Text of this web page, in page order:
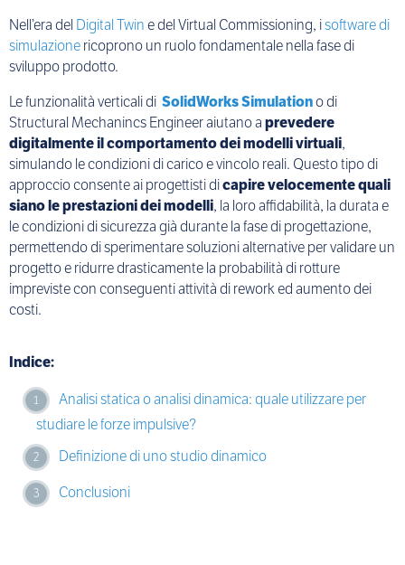
Nell’era del Digital Twine del Virtual Commissioning, isoftware di
simulazionericoprono un ruolo fondamentale nella fase di
sviluppo prodotto.
Le funzionalità verticali di SolidWorks Simulationo di
Structural Mechanincs Engineer aiutano aprevedere
digitalmente il comportamento dei modelli virtuali,
simulando le condizioni di carico e vincolo reali. Questo tipo di
approccio consente ai progettisti dicapire velocemente quali
siano le prestazioni dei modelli, la loro affidabilità, la durata e
le condizioni di sicurezza già durante la fase di progettazione,
permettendo di sperimentare soluzioni alternative per validare un
progetto e ridurre drasticamente la probabilità di rotture
impreviste con conseguenti attività di rework ed aumento dei
costi.
Indice:
Analisi statica o analisi dinamica: quale utilizzare per
studiare le forze impulsive?
Definizione di uno studio dinamico
Conclusioni